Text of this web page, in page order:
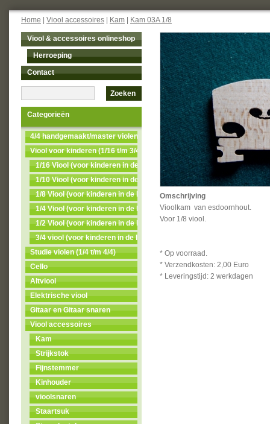
Home Viool accessoires Kam Kam 03A 1/8
Viool & accessoires onlineshop
Herroeping
Contact
Zoeken
Categorieën
4/4 handgemaakt/master violen NU MET 50% KORTING
Viool voor kinderen (1/16 t/m 3/4)
1/16 Viool (voor kinderen in de leeftijd van 3 t/m 4)
1/10 Viool (voor kinderen in de leeftijd van 4 t/m 5)
1/8 Viool (voor kinderen in de leeftijd van 5t/m7)
1/4 Viool (voor kinderen in de leeftijd van 7 t/m 9)
1/2 Viool (voor kinderen in de leeftijd van 9 t/m 11)
3/4 viool (voor kinderen in de leeftijd van 11 t/m 13)
Studie violen (1/4 t/m 4/4)
Cello
Altviool
Elektrische viool
Gitaar en Gitaar snaren
Viool accessoires
Kam
Strijkstok
Fijnstemmer
Kinhouder
vioolsnaren
Staartsuk
Omschrijving
Vioolkam van esdoornhout.
Voor 1/8 viool.
* Op voorraad.
* Verzendkosten: 2,00 Euro
* Leveringstijd: 2 werkdagen